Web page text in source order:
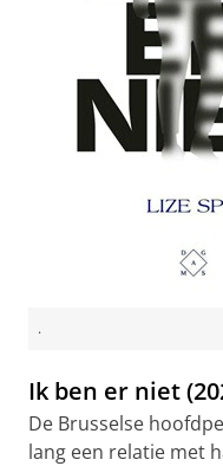
.
Ik ben er niet
De Brusselse
lang een relatie met